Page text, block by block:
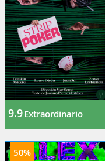
9.9Extraordinario
50%